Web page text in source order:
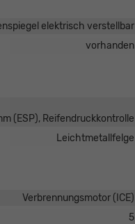
elektrisch verstellbar
vorhanden
(ESP), Reifendruckkontrolle
Leichtmetallfelge
Verbrennungsmotor (ICE)
5